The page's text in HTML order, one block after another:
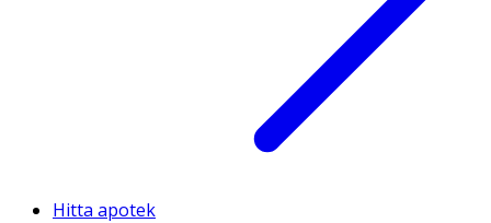
Hitta apotek